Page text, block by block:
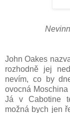
John Oakes
rozhodně jej
nevím, co by
ovocná Moschina
Já v Cabotine
možná bych jen